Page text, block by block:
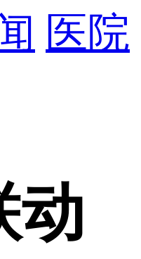
医院
动